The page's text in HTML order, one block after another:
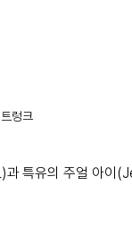
렁크
특유의 주얼 아이